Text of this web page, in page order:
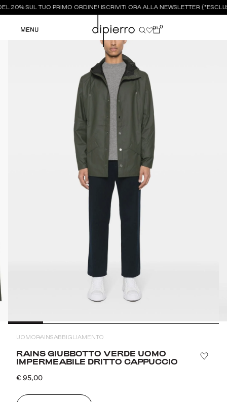
20% SUL TUO PRIMO ORDINE! ISCRIVITI ORA ALLA NEWSLETTER
MENU 0 0
UOMO RAINSABBIGLIAMENTO
RAINS GIUBBOTTO VERDE UOMO
IMPERMEABILE DRITTO CAPPUCCIO
€ 95,00